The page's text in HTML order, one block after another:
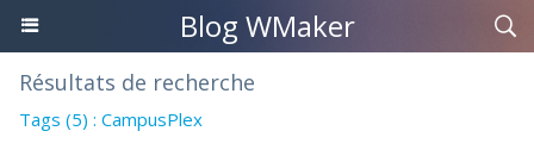
Blog WMaker
Résultats de recherche
Tags (5) : CampusPlex